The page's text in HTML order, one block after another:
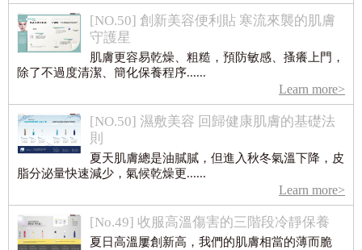
[NO.50] 創新美容便利貼 寒流來襲的肌膚
守護星
肌膚更容易乾燥、粗糙，預防敏感、搔癢上門，
除了不過度清潔、簡化保養程序......
Learn more>
[NO.50] 濕敷美容 回歸健康肌膚的基礎法
則
夏天肌膚總是油膩膩，但進入秋冬氣溫下降，皮
脂分泌量快速減少，氣候乾燥更......
Learn more>
[No.49] 收服高溫傷害的三階段冷靜保養
夏日高溫屢創新高，我們的肌膚相當的薄而脆